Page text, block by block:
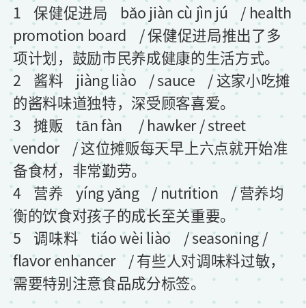
1 保健促进局 bǎo jiàn cù jìn jú / health
promotion board / 保健促进局推出了多
项计划，鼓励市民养成健康的生活方式。
2 酱料 jiàng liào / sauce / 这家小吃摊
的酱料味道独特，深受顾客喜爱。
3 摊贩 tān fàn / hawker / street
vendor / 这位摊贩每天早上六点就开始准
备食材，非常勤劳。
4 营养 yíng yǎng / nutrition / 营养均
衡的饮食对孩子的成长至关重要。
5 调味料 tiáo wèi liào / seasoning /
flavor enhancer / 有些人对调味料过敏，
需要特别注意食品成分标签。